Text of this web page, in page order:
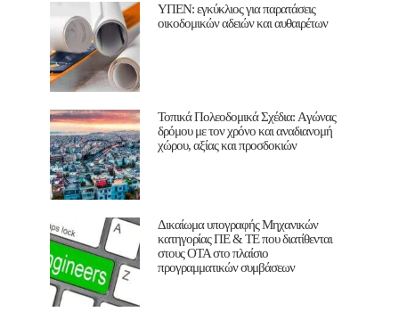
ΥΠΕΝ: εγκύκλιος για παρατάσεις
οικοδομικών αδειών και αυθαιρέτων
Τοπικά Πολεοδομικά Σχέδια: Aγώνας
δρόμου με τον χρόνο και αναδιανομή
χώρου, αξίας και προσδοκιών
Δικαίωμα υπογραφής Μηχανικών
κατηγορίας ΠΕ & ΤΕ που διατίθενται
στους ΟΤΑ στο πλαίσιο
προγραμματικών συμβάσεων